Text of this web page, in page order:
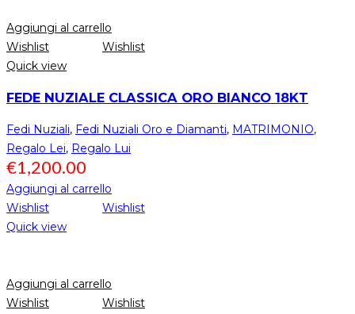
Aggiungi al carrello
Wishlist
Wishlist
Quick view
FEDE NUZIALE CLASSICA ORO BIANCO 18KT
Fedi Nuziali, Fedi Nuziali Oro e Diamanti, MATRIMONIO,
Regalo Lei, Regalo Lui
€1,200.00
Aggiungi al carrello
Wishlist
Wishlist
Quick view
Aggiungi al carrello
Wishlist
Wishlist